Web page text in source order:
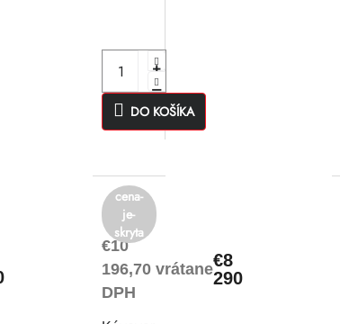
DO KOŠÍKA
€10
196,70 vrátane
DPH
€8
290
cena-
je-
skryta